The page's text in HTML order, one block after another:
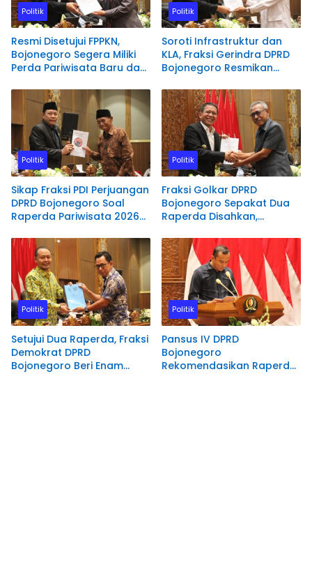
Politik
Resmi Disetujui FPPKN,
Bojonegoro Segera Miliki
Perda Pariwisata Baru dan
Politik
Soroti Infrastruktur dan
KLA, Fraksi Gerindra DPRD
Bojonegoro Resmikan
Politik
Sikap Fraksi PDI Perjuangan
DPRD Bojonegoro Soal
Raperda Pariwisata 2026–
Politik
Fraksi Golkar DPRD
Bojonegoro Sepakat Dua
Raperda Disahkan,
Lintas Sektor
Politik
Setujui Dua Raperda, Fraksi
Demokrat DPRD
Bojonegoro Beri Enam
Politik
Pansus IV DPRD
Bojonegoro
Rekomendasikan Raperda